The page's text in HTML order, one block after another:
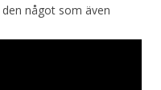
något som även